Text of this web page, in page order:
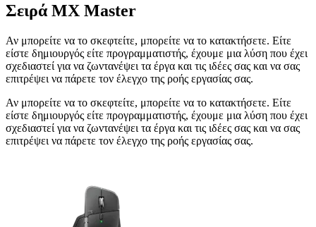
Σειρά MX Master
Αν μπορείτε να το σκεφτείτε, μπορείτε να το κατακτήσετε. Είτε
είστε δημιουργός είτε προγραμματιστής, έχουμε μια λύση που έχει
σχεδιαστεί για να ζωντανέψει τα έργα και τις ιδέες σας και να σας
επιτρέψει να πάρετε τον έλεγχο της ροής εργασίας σας.
Αν μπορείτε να το σκεφτείτε, μπορείτε να το κατακτήσετε. Είτε
είστε δημιουργός είτε προγραμματιστής, έχουμε μια λύση που έχει
σχεδιαστεί για να ζωντανέψει τα έργα και τις ιδέες σας και να σας
επιτρέψει να πάρετε τον έλεγχο της ροής εργασίας σας.